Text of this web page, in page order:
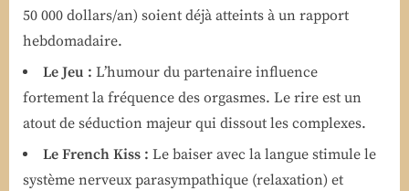
50 000 dollars/an) soient déjà atteints à un rapport
hebdomadaire.
Le Jeu : L’humour du partenaire influence
fortement la fréquence des orgasmes. Le rire est un
atout de séduction majeur qui dissout les complexes.
Le French Kiss : Le baiser avec la langue stimule le
système nerveux parasympathique (relaxation) et